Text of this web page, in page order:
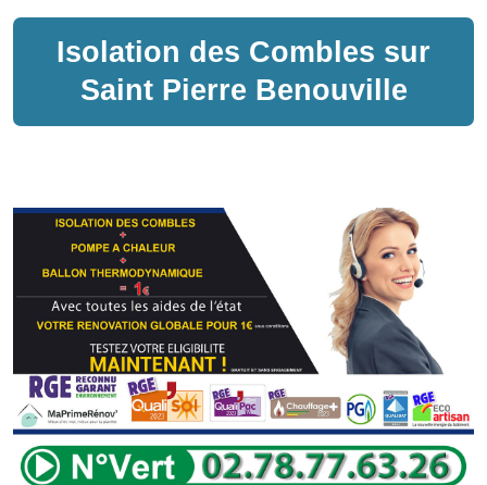
Isolation des Combles sur
Saint Pierre Benouville